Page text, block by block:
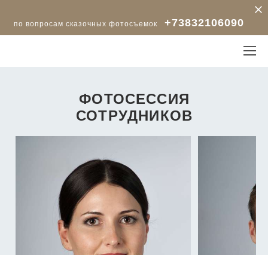
по вопросам сказочных фотосъемок +73832106090
ФОТОСЕССИЯ
СОТРУДНИКОВ